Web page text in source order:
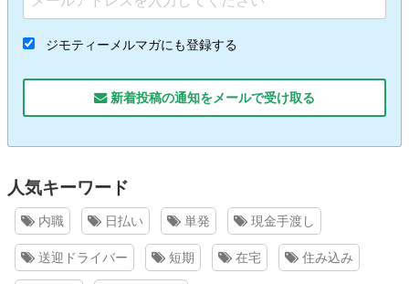
ジモティーメルマガにも登録する
新着投稿の通知をメールで受け取る
人気キーワード
内職 日払い 単発 現金手渡し
送迎ドライバー 短期 在宅 住み込み